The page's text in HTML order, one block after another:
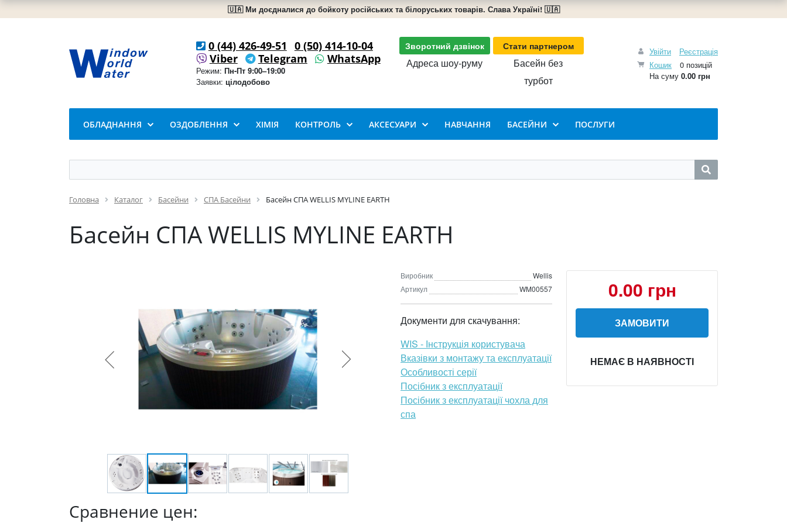
🇺🇦 Ми доєдналися до бойкоту російських та білоруських товарів. Слава Україні! 🇺🇦
Увійти
Реєстрація
Кошик
0 позицій
На суму 0.00 грн
0 (44) 426-49-51
0 (50) 414-10-04
Viber
Telegram WhatsApp
Режим: Пн-Пт 9:00–19:00
Заявки: цілодобово
Зворотний дзвінок Стати партнером
Адреса шоу-руму
Басейн без
турбот
ОБЛАДНАННЯ ОЗДОБЛЕННЯ ХІМІЯ КОНТРОЛЬ АКСЕСУАРИ НАВЧАННЯ БАСЕЙНИ ПОСЛУГИ
Головна Каталог Басейни СПА Басейни Басейн СПА WELLIS MYLINE EARTH
Басейн СПА WELLIS MYLINE EARTH
Виробник
Wellis
Артикул
WM00557
Документи для скачування:
WIS - Інструкція користувача
Вказівки з монтажу та експлуатації
Особливості серії
Посібник з експлуатації
Посібник з експлуатації чохла для
спа
0.00 грн
ЗАМОВИТИ
НЕМАЄ В НАЯВНОСТІ
Сравнение цен: